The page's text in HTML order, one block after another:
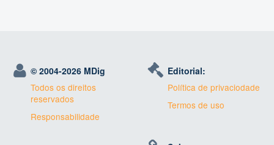
© 2004-2026 MDig
Todos os direitos
reservados
Responsabilidade
Editorial:
Política de privaciodade
Termos de uso